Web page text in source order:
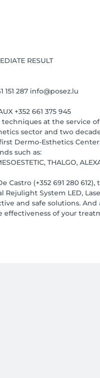
RESULT
151 287 info@posez.lu
+352 661 375 945
at the service
sector and two
Dermo-Esthetics
such as:
THALGO,
Castro (+352 691 280
Rejulight System LED,
and safe solutions.
effectiveness of your